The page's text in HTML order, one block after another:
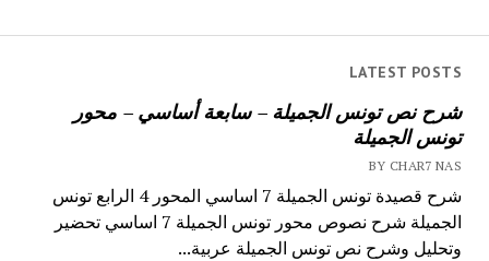
LATEST POSTS
شرح نص تونس الجميلة – سابعة أساسي – محور
تونس الجميلة
BY CHAR7 NAS
شرح قصيدة تونس الجميلة 7 اساسي المحور 4 الرابع تونس
الجميلة شرح نصوص محور تونس الجميلة 7 اساسي تحضير
وتحليل وشرح نص تونس الجميلة عربية...